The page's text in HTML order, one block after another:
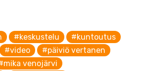
#keskustelu
#kuntoutus
#video
#päiviö vertanen
venojärvi